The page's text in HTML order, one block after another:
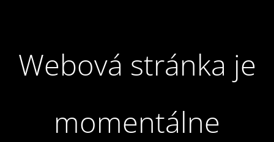
Webová stránka je
momentálne